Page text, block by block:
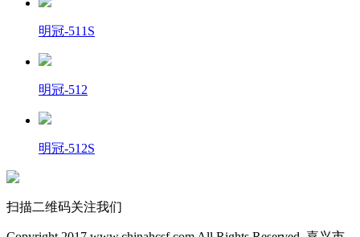
明冠-511S
明冠-512
明冠-512S
扫描二维码关注我们